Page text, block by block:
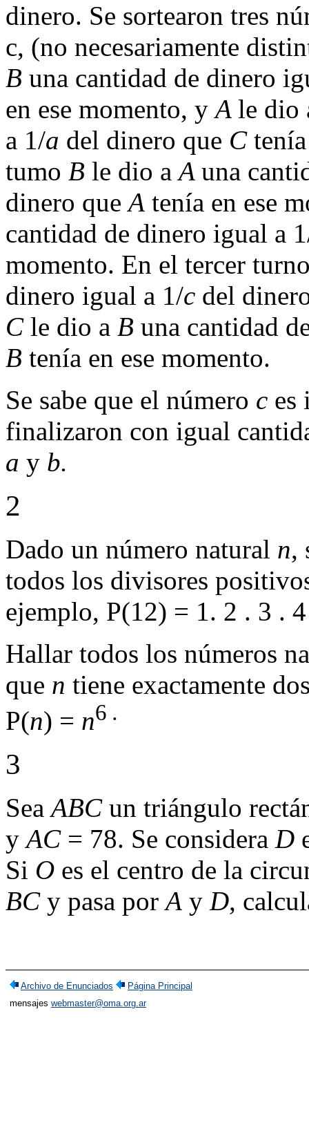
dinero. Se sortearon tres
c, (no necesariamente
B una cantidad de dinero
en ese momento, yA le dio
a 1/a del dinero que Ctenía
tumo B le dio aA una
dinero queA tenía en ese
cantidad de dinero igual a
momento. En el tercer
dinero igual a 1/c del
C le dio a B una cantidad
B tenía en ese momento.
Se sabe que el número c es
finalizaron con igual
a y b.
2
Dado un número natural n,
todos los divisores
ejemplo, P(12) = 1. 2 . 3 .
Hallar todos los números
que n tiene exactamente
P(n) = n6 .
3
SeaABC un triángulo
yAC = 78. Se considera D
Si O es el centro de la
BC y pasa porA y D,
Archivo de Enunciados
Página Principal
mensajes webmaster@oma.org.ar